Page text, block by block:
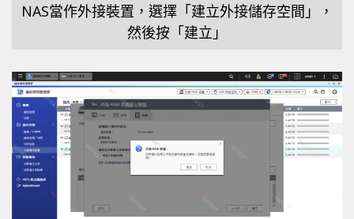
NAS當作外接裝置，選擇「建立外接儲存空間」，
然後按「建立」